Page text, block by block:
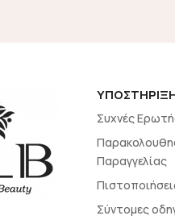
Συχνές
Παραγγελίας
Σύντομες